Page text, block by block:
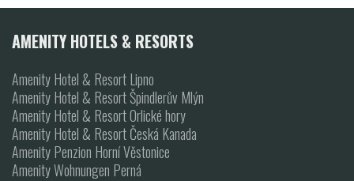
AMENITY HOTELS & RESORTS
Amenity Hotel & Resort Lipno
Amenity Hotel & Resort Špindlerův Mlýn
Amenity Hotel & Resort Orlické hory
Amenity Hotel & Resort Česká Kanada
Amenity Penzion Horní Věstonice
Amenity Wohnungen Perná